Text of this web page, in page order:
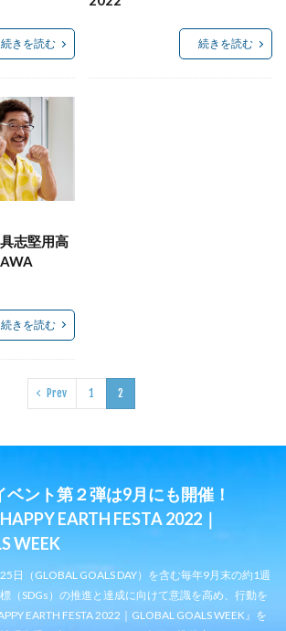
続きを読む 続きを読む
志堅用高
続きを読む
Prev 1 2
ント第２弾は9月にも開催！
EARTH FESTA 2022｜
WEEK
日（GLOBAL GOALS DAY）を含む毎年9月末の約1週
（SDGs）の推進と達成に向けて意識を高め、行動を
EARTH FESTA 2022｜GLOBAL GOALS WEEK』を